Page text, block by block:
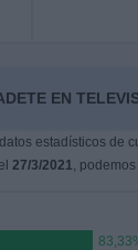
EN
estadísticos de
27/3/2021,